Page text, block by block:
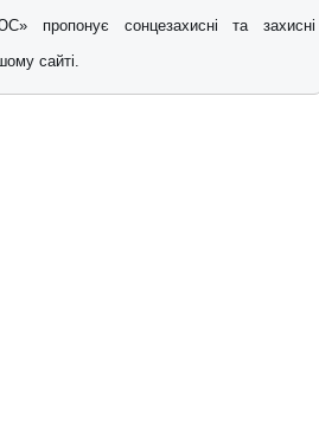
пропонує сонцезахисні та захисні
сайті.